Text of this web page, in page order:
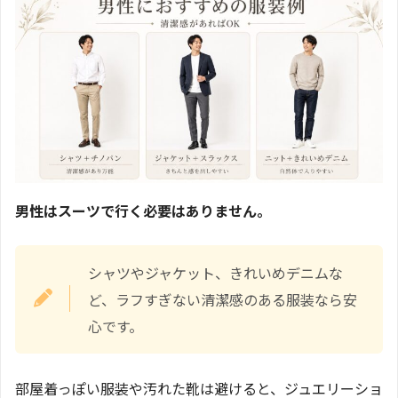
男性はスーツで行く必要はありません。
シャツやジャケット、きれいめデニムな
ど、ラフすぎない清潔感のある服装なら安
心です。
部屋着っぽい服装や汚れた靴は避けると、ジュエリーショ